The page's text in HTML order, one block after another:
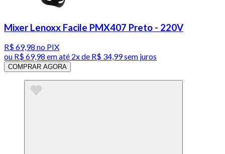
Mixer Lenoxx Facile PMX407 Preto - 220V
R$ 69,98 no PIX
ou R$ 69,98 em até 2x de R$ 34,99 sem juros
COMPRAR AGORA